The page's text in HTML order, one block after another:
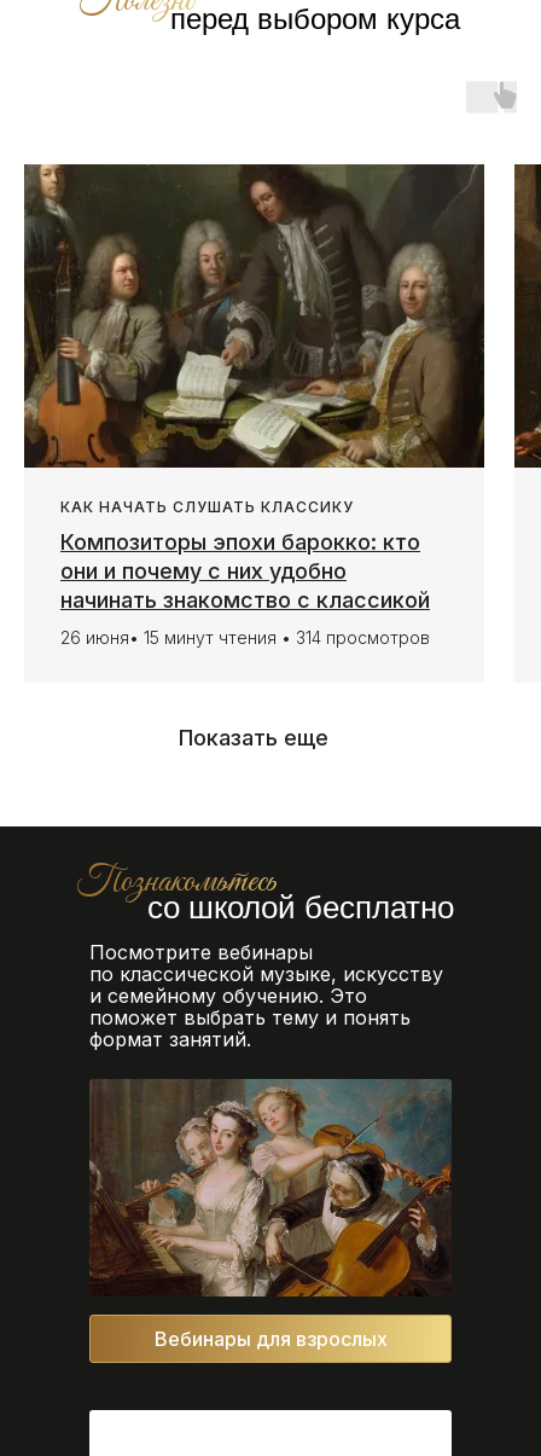
перед выбором курса
КАК НАЧАТЬ СЛУШАТЬ КЛАССИКУ
Композиторы эпохи барокко: кто
они и почему с них удобно
начинать знакомство с классикой
26 июня• 15 минут чтения • 314 просмотров
Показать еще
Познакомьтесь
со школой бесплатно
Вебинары для взрослых
Посмотрите вебинары
по классической музыке, искусству
и семейному обучению. Это
поможет выбрать тему и понять
формат занятий.